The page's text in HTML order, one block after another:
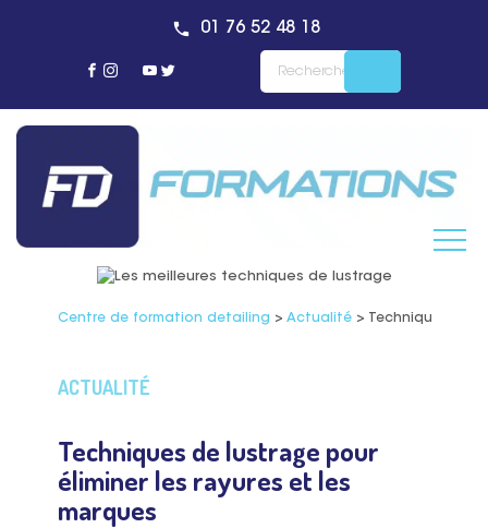
01 76 52 48 18
Centre de formation detailing > Actualité> Techniques de
ACTUALITÉ
Techniques de lustrage pour
éliminer les rayures et les
marques